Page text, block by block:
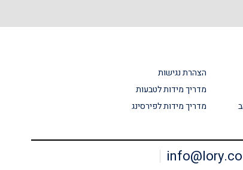
הצהרת נגישות
מדריך מידות לטבעות
מדריך מידות לפירסינג